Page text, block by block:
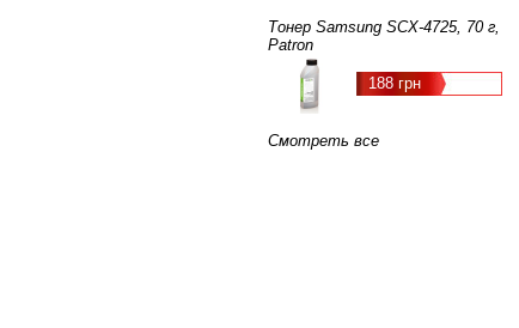
Тонер Samsung SCX-4725, 70 г,
Patron
188 грн
Смотреть все